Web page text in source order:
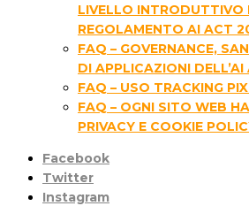
LIVELLO INTRODUTTIVO
REGOLAMENTO AI ACT
FAQ – GOVERNANCE,
DI APPLICAZIONI DELL’AI
FAQ – USO TRACKING
FAQ – OGNI SITO WEB
PRIVACY E COOKIE
Facebook
Twitter
Instagram